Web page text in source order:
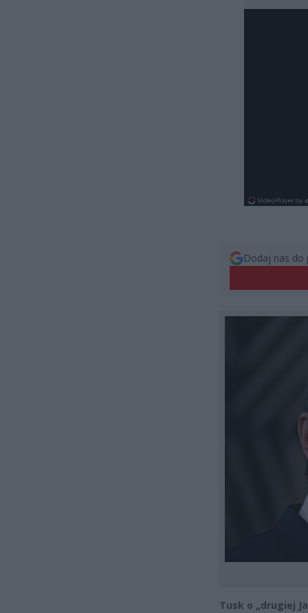
Dodaj nas do
Tusk o „drugiej